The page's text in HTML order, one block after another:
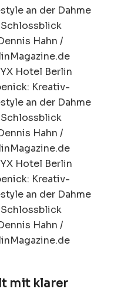
mit klarer